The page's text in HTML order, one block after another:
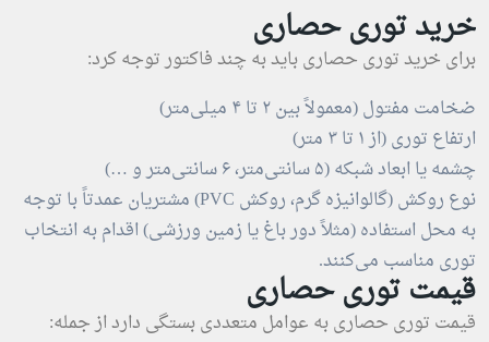
خرید توری حصاری
برای خرید توری حصاری باید به چند فاکتور توجه کرد:
ضخامت مفتول (معمولاً بین ۲ تا ۴ میلی‌متر)
ارتفاع توری (از ۱ تا ۳ متر)
چشمه یا ابعاد شبکه (۵ سانتی‌متر، ۶ سانتی‌متر و …)
نوع روکش (گالوانیزه گرم، روکش PVC) مشتریان عمدتاً با توجه
به محل استفاده (مثلاً دور باغ یا زمین ورزشی) اقدام به انتخاب
توری مناسب می‌کنند.
قیمت توری حصاری
قیمت توری حصاری به عوامل متعددی بستگی دارد از جمله: